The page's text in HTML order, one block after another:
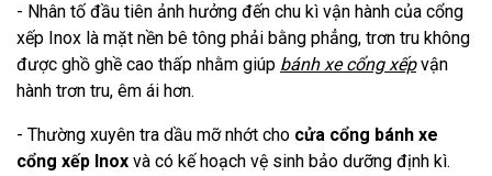
- Nhân tố đầu tiên ảnh hưởng đến chu kì vận hành của cổng
xếp Inox là mặt nền bê tông phải bằng phẳng, trơn tru không
được ghồ ghề cao thấp nhằm giúp bánh xe cổng xếpvận
hành trơn tru, êm ái hơn.
- Thường xuyên tra dầu mỡ nhớt cho cửa cổng bánh xe
cổng xếp Inox và có kế hoạch vệ sinh bảo dưỡng định kì.